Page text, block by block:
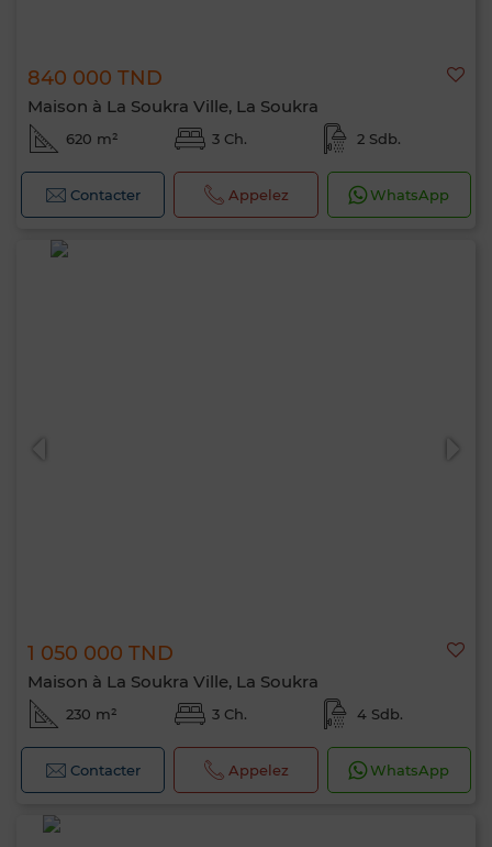
840 000 TND
Maison à La Soukra Ville, La Soukra
620 m² 3 Ch. 2 Sdb.
Contacter Appelez WhatsApp
1 050 000 TND
Maison à La Soukra Ville, La Soukra
230 m² 3 Ch. 4 Sdb.
Contacter Appelez WhatsApp